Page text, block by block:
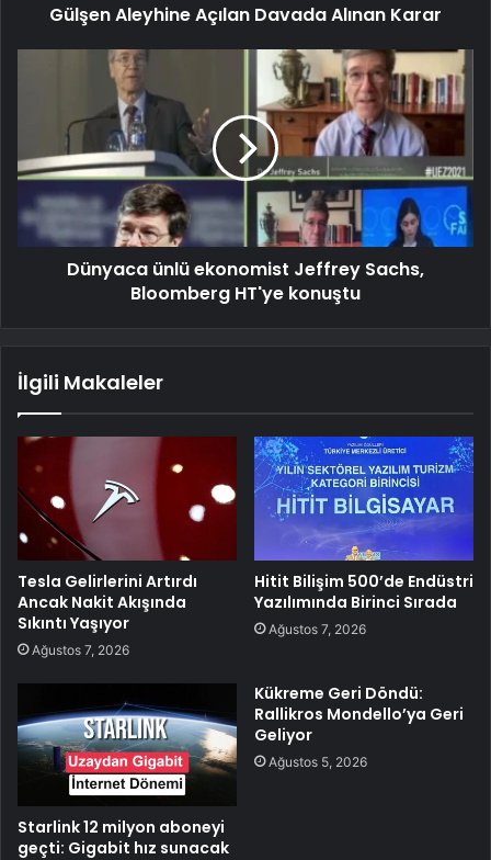
Gülşen Aleyhine Açılan Davada Alınan Karar
Dünyaca ünlü ekonomist Jeffrey Sachs,
Bloomberg HT'ye konuştu
İlgili Makaleler
Tesla Gelirlerini Artırdı
Ancak Nakit Akışında
Sıkıntı Yaşıyor
Ağustos 7, 2026
Hitit Bilişim 500’de Endüstri
Yazılımında Birinci Sırada
Ağustos 7, 2026
Starlink 12 milyon aboneyi
geçti: Gigabit hız sunacak
Kükreme Geri Döndü:
Rallikros Mondello’ya Geri
Geliyor
Ağustos 5, 2026